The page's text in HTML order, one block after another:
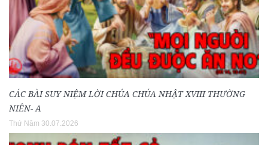
CÁC BÀI SUY NIỆM LỜI CHÚA CHÚA NHẬT XVIII THƯỜNG
NIÊN- A
Thứ Năm 30.07.2026